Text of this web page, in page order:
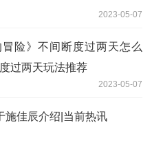
2023-05-07
冒险》不间断度过两天怎么
过两天玩法推荐
2023-05-07
施佳辰介绍|当前热讯